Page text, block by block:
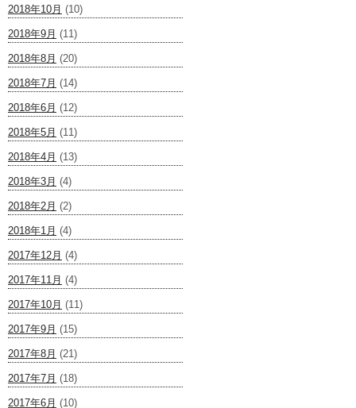
2018年10月 (10)
2018年9月 (11)
2018年8月 (20)
2018年7月 (14)
2018年6月 (12)
2018年5月 (11)
2018年4月 (13)
2018年3月 (4)
2018年2月 (2)
2018年1月 (4)
2017年12月 (4)
2017年11月 (4)
2017年10月 (11)
2017年9月 (15)
2017年8月 (21)
2017年7月 (18)
2017年6月 (10)